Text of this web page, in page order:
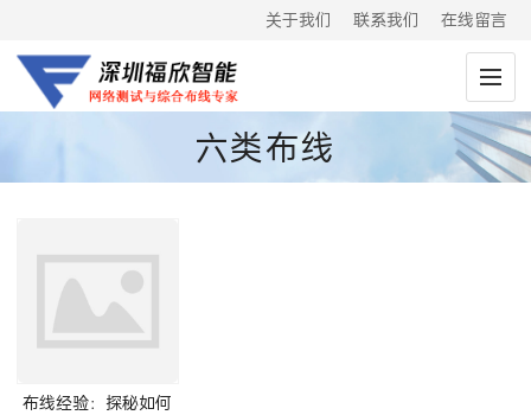
关于我们 联系我们 在线留言
六类布线
布线经验：探秘如何